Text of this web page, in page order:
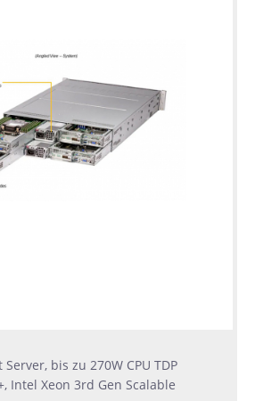
bis zu 270W CPU TDP
Intel Xeon 3rd Gen Scalable